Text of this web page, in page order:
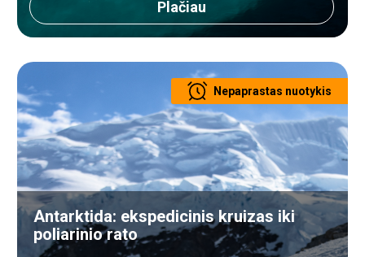
Plačiau
Nepaprastas nuotykis
Antarktida: ekspedicinis kruizas iki
poliarinio rato